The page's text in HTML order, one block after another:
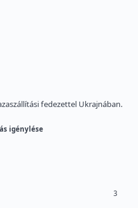
fedezettel Ukrajnában.
igénylése
3